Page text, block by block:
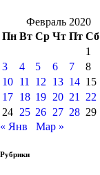
Февраль 2020
Пн Вт Ср Чт Пт Сб
1
3
4 5 6 7 8
10 11 12 13 14 15
17 18 19 20 21 22
24 25 26 27 28 29
« Янв
Мар »
Рубрики